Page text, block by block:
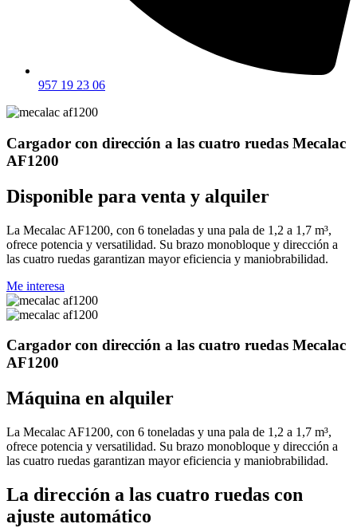
957 19 23 06
Cargador con dirección a las cuatro ruedas Mecalac
AF1200
Disponible para venta y alquiler
La Mecalac AF1200, con 6 toneladas y una pala de 1,2 a 1,7 m³,
ofrece potencia y versatilidad. Su brazo monobloque y dirección a
las cuatro ruedas garantizan mayor eficiencia y maniobrabilidad.
Me interesa
Cargador con dirección a las cuatro ruedas Mecalac
AF1200
Máquina en alquiler
La Mecalac AF1200, con 6 toneladas y una pala de 1,2 a 1,7 m³,
ofrece potencia y versatilidad. Su brazo monobloque y dirección a
las cuatro ruedas garantizan mayor eficiencia y maniobrabilidad.
La dirección a las cuatro ruedas con
ajuste automático